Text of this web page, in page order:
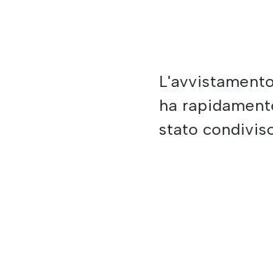
ha
stato